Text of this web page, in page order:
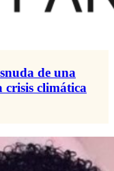
de una
crisis climática